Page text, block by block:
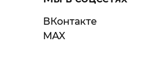
ВКонтакте
MAX